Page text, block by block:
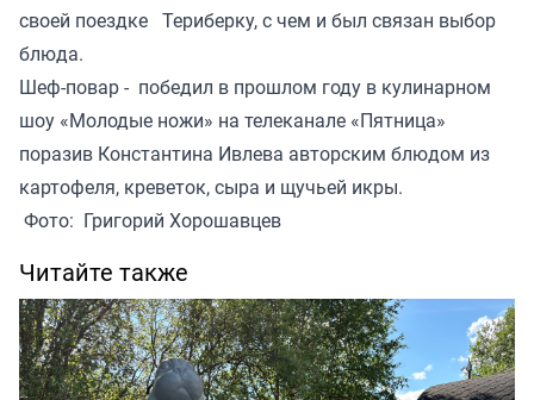
своей поездке Териберку, с чем и был связан выбор
блюда.
Шеф-повар - победил в прошлом году в кулинарном
шоу «Молодые ножи» на телеканале «Пятница»
поразив Константина Ивлева авторским блюдом из
картофеля, креветок, сыра и щучьей икры.
Фото: Григорий Хорошавцев
Читайте также